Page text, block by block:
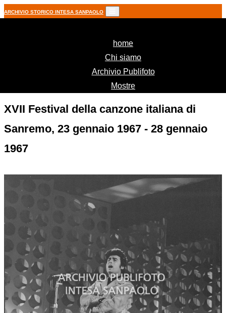
ARCHIVIO STORICO INTESA SANPAOLO
home(current)
Chi siamo
Archivio Publifoto
Mostre
XVII Festival della canzone italiana di
Sanremo, 23 gennaio 1967 - 28 gennaio
1967